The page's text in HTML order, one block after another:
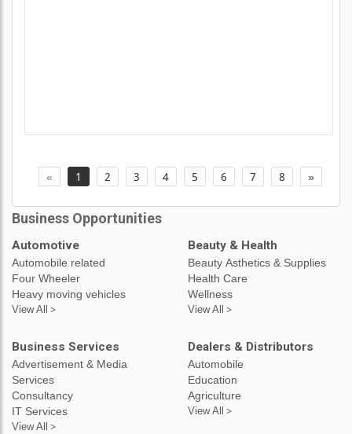
« 1 2 3 4 5 6 7 8 »
Business Opportunities
Automotive
Automobile related
Four Wheeler
Heavy moving vehicles
View All >
Beauty & Health
Beauty Asthetics & Supplies
Health Care
Wellness
View All >
Business Services
Advertisement & Media
Services
Consultancy
IT Services
View All >
Dealers & Distributors
Automobile
Education
Agriculture
View All >